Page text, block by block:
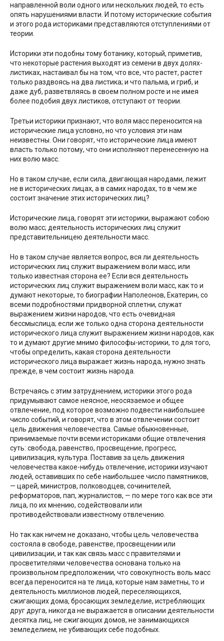
направленной воли одного или нескольких людей, то есть
опять нарушениями власти. И потому исторические события
и этого рода историками представляются отступлениями от
теории.
Историки эти подобны тому ботанику, который, приметив,
что некоторые растения выходят из семени в двух долях-
листиках, настаивал бы на том, что все, что растет, растет
только раздвоясь на два листика; и что пальма, и гриб, и
даже дуб, разветвляясь в своем полном росте и не имея
более подобия двух листиков, отступают от теории.
Третьи историки признают, что воля масс переносится на
исторические лица условно, но что условия эти нам
неизвестны. Они говорят, что исторические лица имеют
власть только потому, что они исполняют перенесенную на
них волю масс.
Но в таком случае, если сила, двигающая народами, лежит
не в исторических лицах, а в самих народах, то в чем же
состоит значение этих исторических лиц?
Исторические лица, говорят эти историки, выражают собою
волю масс; деятельность исторических лиц служит
представительницею деятельности масс.
Но в таком случае является вопрос, вся ли деятельность
исторических лиц служит выражением воли масс, или
только известная сторона ее? Если вся деятельность
исторических лиц служит выражением воли масс, как то и
думают некоторые, то биографии Наполеонов, Екатерин, со
всеми подробностями придворной сплетни, служат
выражением жизни народов, что есть очевидная
бессмыслица; если же только одна сторона деятельности
исторического лица служит выражением жизни народов, как
то и думают другие мнимо философы-историки, то для того,
чтобы определить, какая сторона деятельности
исторического лица выражает жизнь народа, нужно знать
прежде, в чем состоит жизнь народа.
Встречаясь с этим затруднением, историки этого рода
придумывают самое неясное, неосязаемое и общее
отвлечение, под которое возможно подвести наибольшее
число событий, и говорят, что в этом отвлечении состоит
цель движения человечества. Самые обыкновенные,
принимаемые почти всеми историками общие отвлечения
суть: свобода, равенство, просвещение, прогресс,
цивилизация, культура. Поставив за цель движения
человечества какое-нибудь отвлечение, историки изучают
людей, оставивших по себе наибольшее число памятников,
— царей, министров, полководцев, сочинителей,
реформаторов, пап, журналистов, — по мере того как все эти
лица, по их мнению, содействовали или
противодействовали известному отвлечению.
Но так как ничем не доказано, чтобы цель человечества
состояла в свободе, равенстве, просвещении или
цивилизации, и так как связь масс с правителями и
просветителями человечества основана только на
произвольном предположении, что совокупность воль масс
всегда переносится на те лица, которые нам заметны, то и
деятельность миллионов людей, переселяющихся,
сжигающих дома, бросающих земледелие, истребляющих
друг друга, никогда не выражается в описании деятельности
десятка лиц, не сжигающих домов, не занимающихся
земледелием, не убивающих себе подобных.